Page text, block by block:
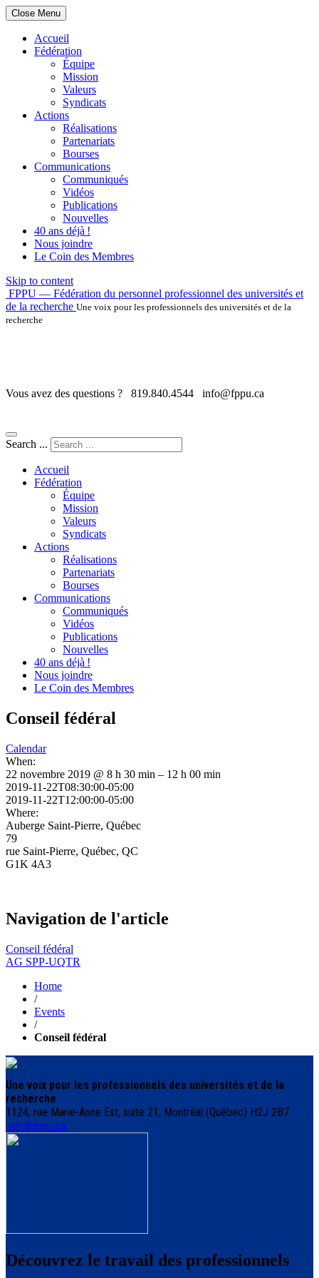
Close Menu
Accueil
Fédération
Équipe
Mission
Valeurs
Syndicats
Actions
Réalisations
Partenariats
Bourses
Communications
Communiqués
Vidéos
Publications
Nouvelles
40 ans déjà !
Nous joindre
Le Coin des Membres
Skip to content
FPPU — Fédération du personnel professionnel des universités et
de la recherche Une voix pour les professionnels des universités et de la
recherche
Vous avez des questions ? 819.840.4544 info@fppu.ca
Search ...
Accueil
Fédération
Équipe
Mission
Valeurs
Syndicats
Actions
Réalisations
Partenariats
Bourses
Communications
Communiqués
Vidéos
Publications
Nouvelles
40 ans déjà !
Nous joindre
Le Coin des Membres
Conseil fédéral
Calendar
When:
22 novembre 2019 @ 8 h 30 min – 12 h 00 min
2019-11-22T08:30:00-05:00
2019-11-22T12:00:00-05:00
Where:
Auberge Saint-Pierre, Québec
79
rue Saint-Pierre, Québec, QC
G1K 4A3
Navigation de l'article
Conseil fédéral
AG SPP-UQTR
Home
/
Events
/
Conseil fédéral
Une voix pour les professionnels des universités et de la
recherche
1124, rue Marie-Anne Est, suite 21, Montréal (Québec) H2J 2B7
info@fppu.ca
Découvrez le travail des professionnels